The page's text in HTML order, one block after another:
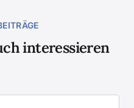
interessieren